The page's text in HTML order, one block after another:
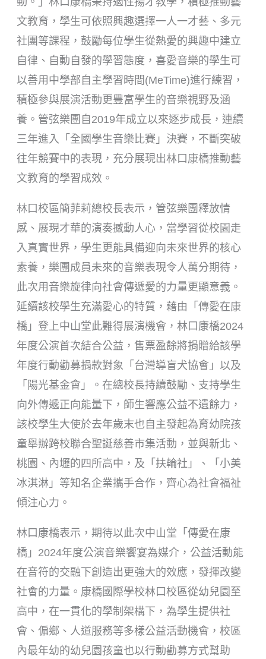
文教育，學生可依照興趣選擇一人一才藝、多元
社團等課程，鼓勵每位學生從熱愛的興趣中建立
自律、自動自發的學習態度，喜愛音樂的學生可
以善用中學部自主學習時間(MeTime)進行練習，
積極參與展演活動更豐富學生的音樂視野及涵
養。管弦樂團自2019年成立以來逐步成長，連續
三年進入「全國學生音樂比賽」決賽，不斷突破
往年競賽中的表現，充分展現出林口康橋推動藝
文教育的學習成效。
林口校區簡菲莉總校長表示，管弦樂團釋放情
感、展現才華的演奏撼動人心，當學習從校園走
入真實世界，學生更能具備迎向未來世界的核心
素養，樂團成員未來的音樂表現令人萬分期待，
此次用音樂旋律向社會傳遞愛的力量更顯意義。
延續該校學生充滿愛心的特質，藉由「傳愛在康
橋」登上中山堂此難得展演機會，林口康橋2024
年度公演首次結合公益，售票盈餘將捐贈給該學
年度行動勸募捐款對象「台灣導盲犬協會」以及
「陽光基金會」。在總校長持續鼓勵、支持學生
向外傳遞正向能量下，師生響應公益不遺餘力，
該校學生大使於去年歲末也自主發起為育幼院孩
童舉辦跨校聯合聖誕慈善市集活動，並與新北、
桃園、內壢的四所高中，及「扶輪社」、「小美
冰淇淋」等知名企業攜手合作，齊心為社會福祉
傾注心力。
林口康橋表示，期待以此次中山堂「傳愛在康
橋」2024年度公演音樂饗宴為媒介，公益活動能
在音符的交融下創造出更強大的效應，發揮改變
社會的力量。康橋國際學校林口校區從幼兒園至
高中，在一貫化的學制架構下，為學生提供社
會、偏鄉、人道服務等多樣公益活動機會，校區
內最年幼的幼兒園孩童也以行動勸募方式幫助